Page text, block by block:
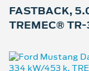
FASTBACK,
TREMEC®